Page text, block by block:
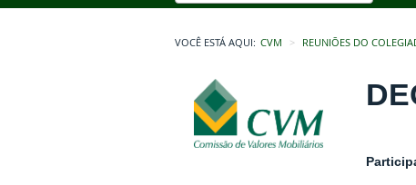
VOCÊ ESTÁ AQUI: CVM REUNIÕES DO